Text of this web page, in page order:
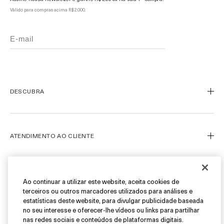
Válido para compras acima R$ 2.000.
DESCUBRA
Nossa Arte
Ofertas
ATENDIMENTO AO CLIENTE
Fale Conosco
Personal Shopper
Cancelamentos & Devoluções
SIGA-NOS
Instagram
Ao continuar a utilizar este website, aceita cookies de
terceiros ou outros marcadores utilizados para análises e
estatísticas deste website, para divulgar publicidade baseada
no seu interesse e oferecer-lhe vídeos ou links para partilhar
nas redes sociais e conteúdos de plataformas digitais.